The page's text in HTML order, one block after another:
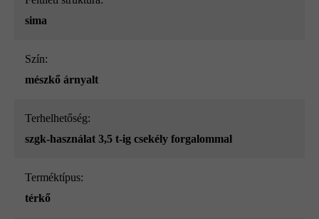
sima
Szín:
mészkő árnyalt
Terhelhetőség:
szgk-használat 3,5 t-ig csekély forgalommal
Terméktípus:
térkő